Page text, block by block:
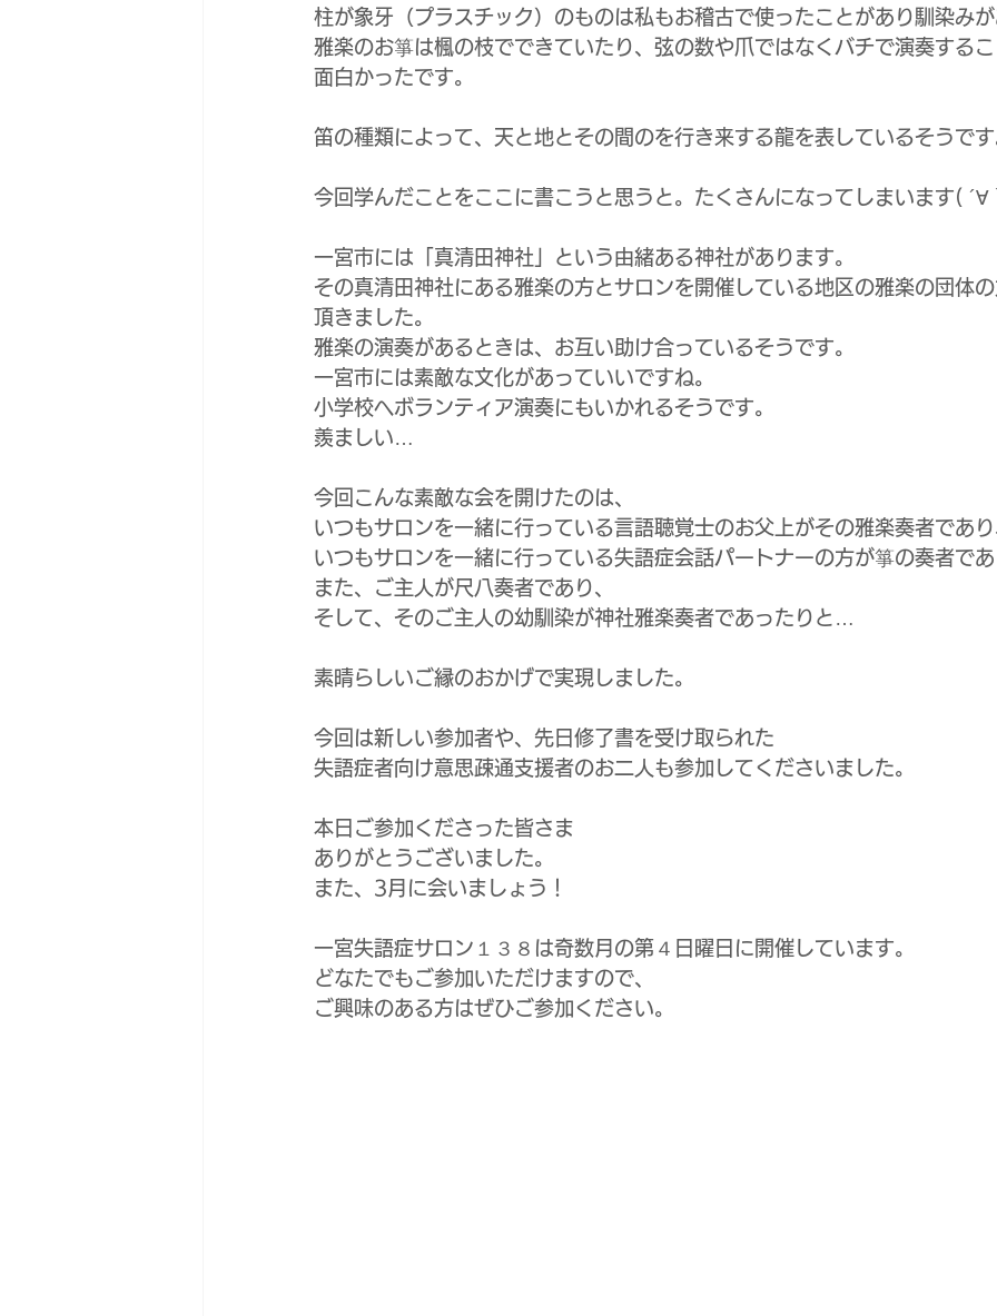
柱が象牙（プラスチック）のものは私もお稽古で使ったことがあり馴染み
雅楽のお箏は楓の枝でできていたり、弦の数や爪ではなくバチで演奏する
面白かったです。
笛の種類によって、天と地とその間のを行き来する龍を表しているそうで
今回学んだことをここに書こうと思うと。たくさんになってしまいます( ´∀
一宮市には「真清田神社」という由緒ある神社があります。
その真清田神社にある雅楽の方とサロンを開催している地区の雅楽の団体
頂きました。
雅楽の演奏があるときは、お互い助け合っているそうです。
一宮市には素敵な文化があっていいですね。
小学校へボランティア演奏にもいかれるそうです。
羨ましい…
今回こんな素敵な会を開けたのは、
いつもサロンを一緒に行っている言語聴覚士のお父上がその雅楽奏者であ
いつもサロンを一緒に行っている失語症会話パートナーの方が箏の奏者で
また、ご主人が尺八奏者であり、
そして、そのご主人の幼馴染が神社雅楽奏者であったりと…
素晴らしいご縁のおかげで実現しました。
今回は新しい参加者や、先日修了書を受け取られた
失語症者向け意思疎通支援者のお二人も参加してくださいました。
本日ご参加くださった皆さま
ありがとうございました。
また、3月に会いましょう！
一宮失語症サロン１３８は奇数月の第４日曜日に開催しています。
どなたでもご参加いただけますので、
ご興味のある方はぜひご参加ください。